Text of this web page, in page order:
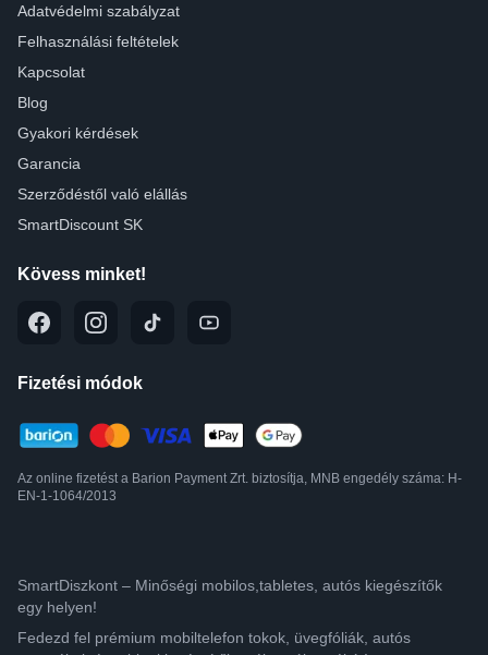
Adatvédelmi szabályzat
Felhasználási feltételek
Kapcsolat
Blog
Gyakori kérdések
Garancia
Szerződéstől való elállás
SmartDiscount SK
Kövess minket!
Fizetési módok
Az online fizetést a Barion Payment Zrt. biztosítja, MNB engedély száma: H-
EN-1-1064/2013
SmartDiszkont – Minőségi mobilos,tabletes, autós kiegészítők
egy helyen!
Fedezd fel prémium mobiltelefon tokok, üvegfóliák, autós